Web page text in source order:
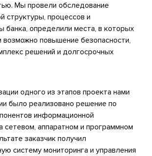
Мы провели обследование
структуры, процессов и
банка, определили места, в которых
возможно повышение безопасности,
решений и долгосрочных
одного из этапов проекта нами
было реализовано решение по
информационной
сетевом, аппаратном и программном
заказчик получил
систему мониторинга и управления